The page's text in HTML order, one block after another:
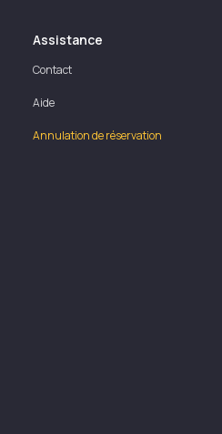
Assistance
Contact
Aide
Annulation de réservation